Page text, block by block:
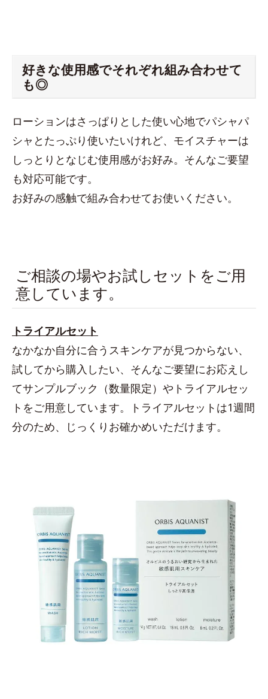
好きな使用感でそれぞれ組み合わせて
も◎
ローションはさっぱりとした使い心地でパシャパ
シャとたっぷり使いたいけれど、モイスチャーは
しっとりとなじむ使用感がお好み。そんなご要望
も対応可能です。
お好みの感触で組み合わせてお使いください。
ご相談の場やお試しセットをご用
意しています。
トライアルセット
なかなか自分に合うスキンケアが見つからない、
試してから購入したい、そんなご要望にお応えし
てサンプルブック（数量限定）やトライアルセッ
トをご用意しています。トライアルセットは1週間
分のため、じっくりお確かめいただけます。